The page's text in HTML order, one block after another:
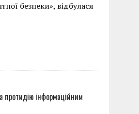
безпеки», відбулася
протидію інформаційним